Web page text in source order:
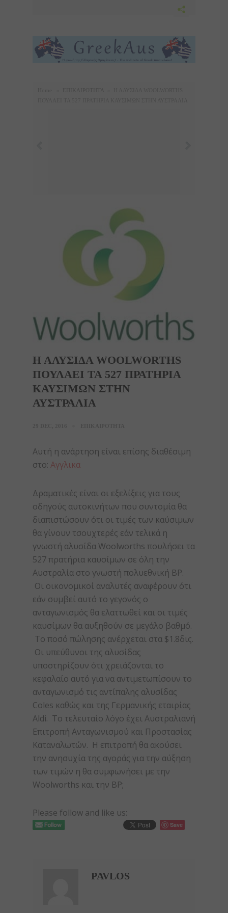
Η ΑΛΥΣΙΔΑ WOOLWORTHS
ΠΟΥΛΑΕΙ ΤΑ 527 ΠΡΑΤΗΡΙΑ
ΚΑΥΣΙΜΩΝ ΣΤΗΝ
ΑΥΣΤΡΑΛΙΑ
Αυτή η ανάρτηση είναι επίσης διαθέσιμη
στο: Αγγλικα
Δραματικές είναι οι εξελίξεις για τους
οδηγούς αυτοκινήτων που συντομία θα
διαπιστώσουν ότι οι τιμές των καύσιμων
θα γίνουν τσουχτερές εάν τελικά η
γνωστή αλυσίδα Woolworths πουλήσει τα
527 πρατήρια καυσίμων σε όλη την
Αυστραλία στο γνωστή πολυεθνική BP.
Οι οικονομικοί αναλυτές αναφέρουν ότι
εάν συμβεί αυτό το γεγονός ο
ανταγωνισμός θα ελαττωθεί και οι τιμές
καυσίμων θα αυξηθούν σε μεγάλο βαθμό.
Το ποσό πώλησης ανέρχεται στα $1.8δις.
Οι υπεύθυνοι της αλυσίδας
υποστηρίζουν ότι χρειάζονται το
κεφαλαίο αυτό για να αντιμετωπίσουν το
ανταγωνισμό τις αντίπαλης αλυσίδας
Coles καθώς και της Γερμανικής εταιρίας
Aldi. Το τελευταίο λόγο έχει Αυστραλιανή
Επιτροπή Ανταγωνισμού και Προστασίας
Καταναλωτών. Η επιτροπή θα ακούσει
την ανησυχία της αγοράς για την αύξηση
των τιμών η θα συμφωνήσει με την
Woolworths και την BP;
Please follow and like us:
Save
PAVLOS